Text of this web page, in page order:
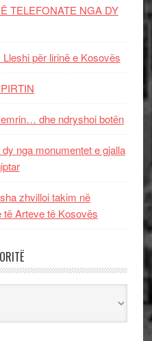
TELEFONATE NGA DY
për lirinë e Kosovës
dhe ndryshoi botën
nga monumentet e gjalla
zhvilloi takim në
Arteve të Kosovës